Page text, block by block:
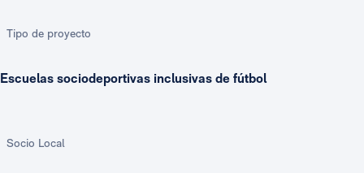
Tipo de proyecto
Escuelas sociodeportivas inclusivas de fútbol
Socio Local